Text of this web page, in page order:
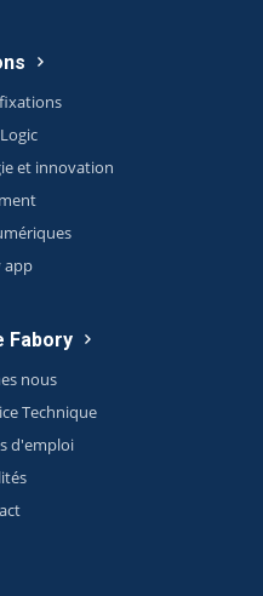
et innovation
app
Fabory
nous
Technique
d'emploi